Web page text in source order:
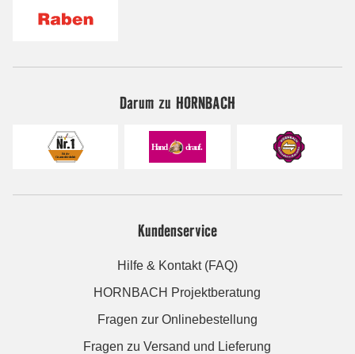
Darum zu HORNBACH
Kundenservice
Hilfe & Kontakt (FAQ)
HORNBACH Projektberatung
Fragen zur Onlinebestellung
Fragen zu Versand und Lieferung